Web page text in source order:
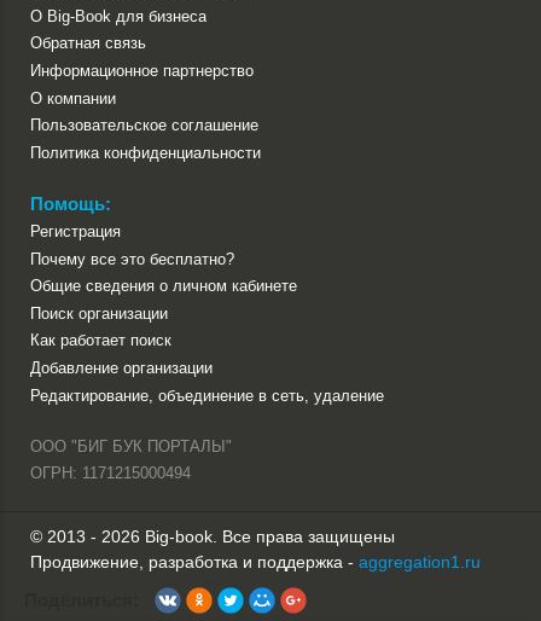
О Big-Book для бизнеса
Обратная связь
Информационное партнерство
О компании
Пользовательское соглашение
Политика конфиденциальности
Помощь:
Регистрация
Почему все это бесплатно?
Общие сведения о личном кабинете
Поиск организации
Как работает поиск
Добавление организации
Редактирование, объединение в сеть, удаление
ООО "БИГ БУК ПОРТАЛЫ"
ОГРН: 1171215000494
© 2013 - 2026 Big-book. Все права защищены
Продвижение, разработка и поддержка - aggregation1.ru